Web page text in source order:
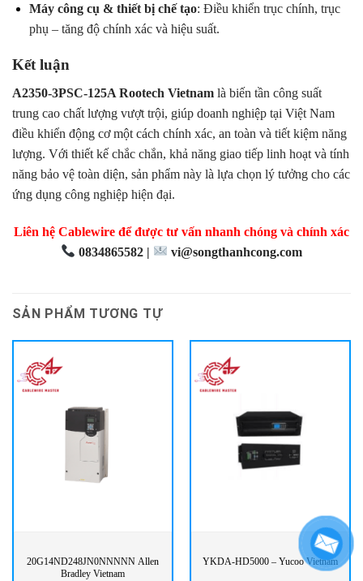
Máy công cụ & thiết bị chế tạo: Điều khiển trục chính, trục
phụ – tăng độ chính xác và hiệu suất.
Kết luận
A2350-3PSC-125A Rootech Vietnam là biến tần công suất
trung cao chất lượng vượt trội, giúp doanh nghiệp tại Việt Nam
điều khiển động cơ một cách chính xác, an toàn và tiết kiệm năng
lượng. Với thiết kế chắc chắn, khả năng giao tiếp linh hoạt và tính
năng bảo vệ toàn diện, sản phẩm này là lựa chọn lý tưởng cho các
ứng dụng công nghiệp hiện đại.
Liên hệ Cablewire để được tư vấn nhanh chóng và chính xác
0834865582 |
vi@songthanhcong.com
SẢN PHẨM TƯƠNG TỰ
20G14ND248JN0NNNNN Allen
Bradley Vietnam
YKDA-HD5000 – Yucoo Vietnam